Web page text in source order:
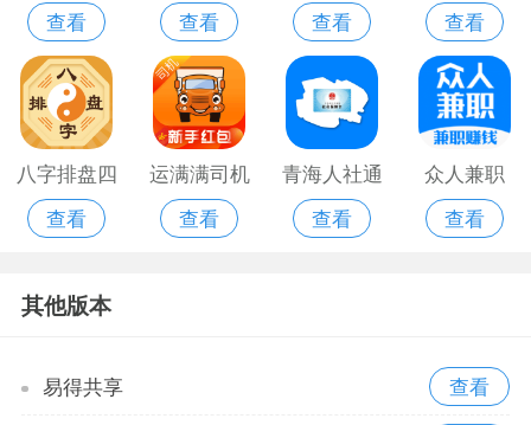
app
查看
app应用宝
查看
网版
查看
作
查看
八字排盘四
柱八字免费
查看
运满满司机
旧版
查看
青海人社通
app
查看
众人兼职
app
查看
其他版本
易得共享